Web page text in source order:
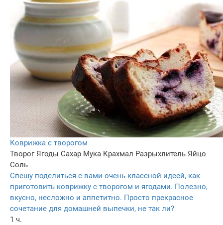
Коврижка с творогом
Творог Ягоды Сахар Мука Крахмал Разрыхлитель Яйцо
Соль
Спешу поделиться с вами очень классной идеей, как
приготовить коврижку с творогом и ягодами. Полезно,
вкусно, несложно и аппетитно. Просто прекрасное
сочетание для домашней выпечки, не так ли?
1 ч.